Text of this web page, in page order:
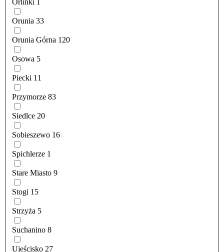
Orlinki
Orunia 33
Orunia Górna 120
Osowa 5
Piecki 11
Przymorze 83
Siedlce 20
Sobieszewo 16
Spichlerze 1
Stare Miasto 9
Stogi 15
Strzyża 5
Suchanino 8
Ujeścisko 27